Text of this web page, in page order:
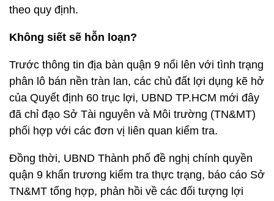
theo quy định.
Không siết sẽ hỗn loạn?
Trước thông tin địa bàn quận 9 nổi lên với tình trạng
phân lô bán nền tràn lan, các chủ đất lợi dụng kẽ hở
của Quyết định 60 trục lợi, UBND TP.HCM mới đây
đã chỉ đạo Sở Tài nguyên và Môi trường (TN&MT)
phối hợp với các đơn vị liên quan kiểm tra.
Đồng thời, UBND Thành phố đề nghị chính quyền
quận 9 khẩn trương kiểm tra thực trạng, báo cáo Sở
TN&MT tổng hợp, phản hồi về các đối tượng lợi